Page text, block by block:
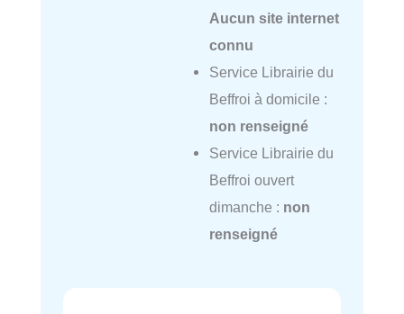
Aucun site internet
connu
Service Librairie du
Beffroi à domicile :
non renseigné
Service Librairie du
Beffroi ouvert
dimanche : non
renseigné